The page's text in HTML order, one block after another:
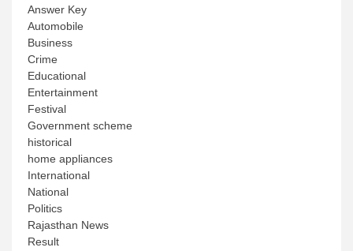
Answer Key
Automobile
Business
Crime
Educational
Entertainment
Festival
Government scheme
historical
home appliances
International
National
Politics
Rajasthan News
Result